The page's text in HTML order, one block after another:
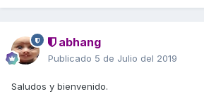
abhang
Publicado 5 de Julio del 2019
Saludos y bienvenido.